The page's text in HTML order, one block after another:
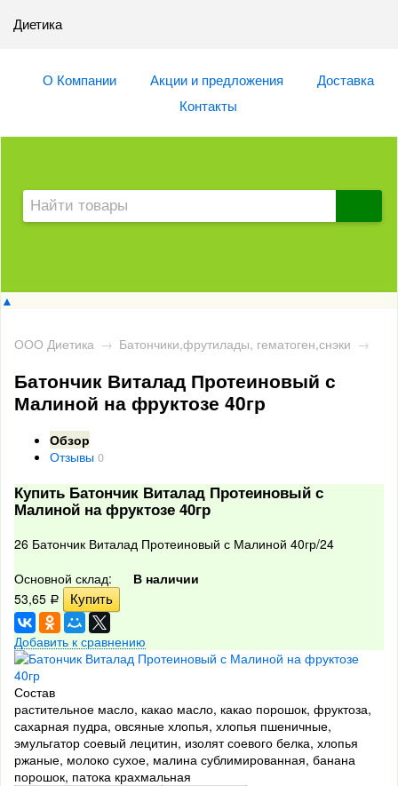
Диетика
О Компании Акции и предложения
Доставка
Контакты
▲
ООО Диетика → Батончики,фрутилады, гематоген,снэки →
Батончик Виталад Протеиновый с
Малиной на фруктозе 40гр
Обзор
Отзывы 0
Купить Батончик Виталад Протеиновый с
Малиной на фруктозе 40гр
26 Батончик Виталад Протеиновый с Малиной 40гр/24
Основной склад:
В наличии
53,65 Р
Добавить к сравнению
Состав
растительное масло, какао масло, какао порошок, фруктоза,
сахарная пудра, овсяные хлопья, хлопья пшеничные,
эмульгатор соевый лецитин, изолят соевого белка, хлопья
ржаные, молоко сухое, малина сублимированная, банана
порошок, патока крахмальная